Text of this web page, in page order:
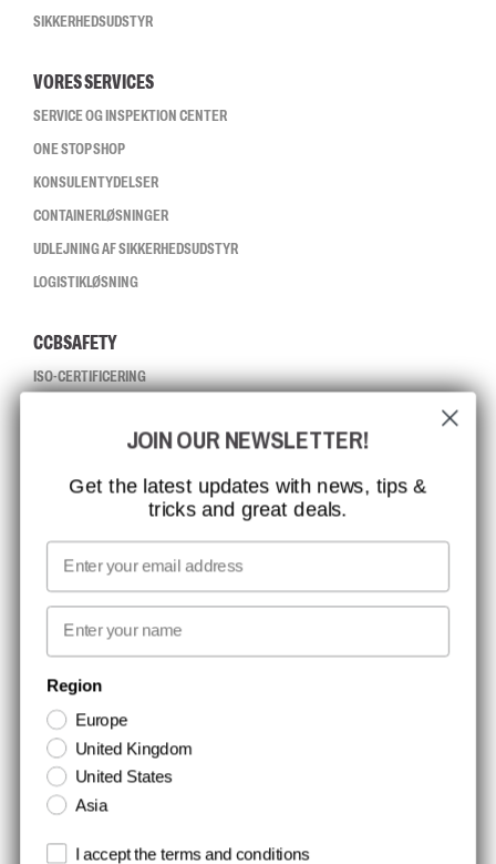
SIKKERHEDSUDSTYR
VORES SERVICES
SERVICE OG INSPEKTION CENTER
ONE STOP SHOP
KONSULENTYDELSER
CONTAINERLØSNINGER
UDLEJNING AF SIKKERHEDSUDSTYR
LOGISTIKLØSNING
CCBSAFETY
ISO-CERTIFICERING
MISSION, VISION OG VÆRDIER
KONTAKT
JOB HOS CCBSAFETY
MEDIA
VI TAGER ANSVAR
NYHEDSBREV TILMELDING
Hold dig opdateret med gode tilbud og produktnyheder. Din e-mail
opbevares sikkert og du kan til enhver tid
JOIN OUR NEWSLETTER!
Get the latest updates with news, tips &
tricks and great deals.
Email
First name
Region
Europe
United Kingdom
United States
Asia
Terms and conditions
I accept the terms and conditions